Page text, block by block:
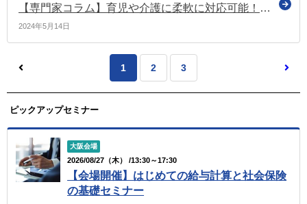
【専門家コラム】育児や介護に柔軟に対応可能！テレワークを活用した新しい働き方「遠隔地勤務制度」とは
2024年5月14日
1 2 3
ピックアップセミナー
大阪会場
2026/08/27（木） /13:30～17:30
【会場開催】はじめての給与計算と社会保険
の基礎セミナー